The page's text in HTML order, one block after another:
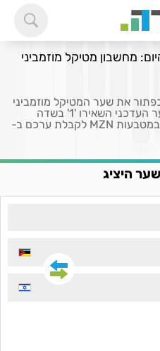
מחשבון מטיקל מוזמביני
את שער המטיקל מוזמביני
היציג היום בשקלים. להצגת השער העדכני השאירו '1' בשדה
המציין את הכמות או הזינו סכום במטבעות MZN לקבלת ערכם ב-
היציג